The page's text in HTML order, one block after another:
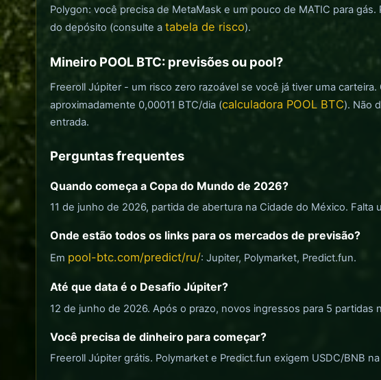
Polygon: você precisa de MetaMask e um pouco de MATIC para
do depósito (consulte a tabela de risco).
Mineiro POOL BTC: previsões ou pool?
Freeroll Júpiter - um risco zero razoável se você já tiver uma
aproximadamente 0,00011 BTC/dia (calculadora POOL BTC). Não
entrada.
Perguntas frequentes
Quando começa a Copa do Mundo de 2026?
11 de junho de 2026, partida de abertura na Cidade do México.
Onde estão todos os links para os mercados de previsão?
Em pool-btc.com/predict/ru/: Jupiter, Polymarket, Predict.fun.
Até que data é o Desafio Júpiter?
12 de junho de 2026. Após o prazo, novos ingressos para 5 partidas
Você precisa de dinheiro para começar?
Freeroll Júpiter grátis. Polymarket e Predict.fun exigem USDC/BNB